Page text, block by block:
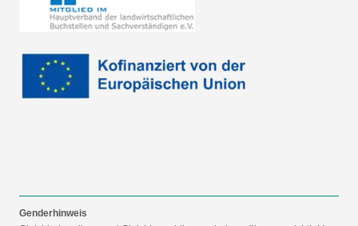
Genderhinweis